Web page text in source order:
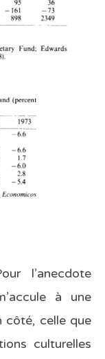
l’anecdote
à une
côté, celle que
culturelles